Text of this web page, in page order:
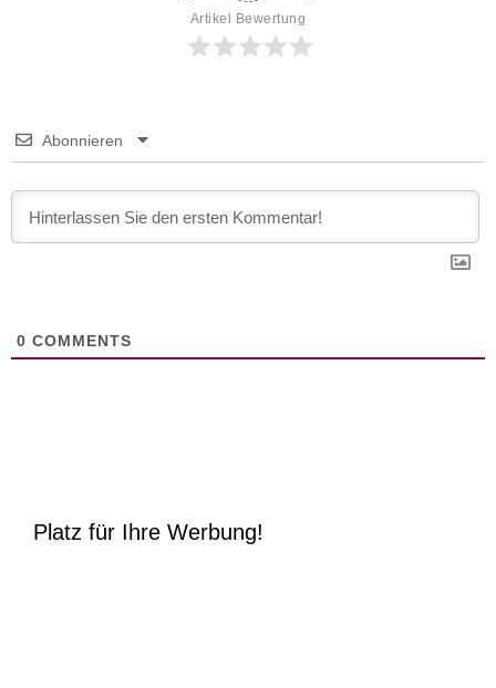
Artikel Bewertung
Abonnieren
0 COMMENTS
Platz für Ihre Werbung!